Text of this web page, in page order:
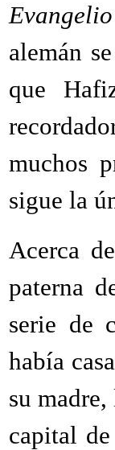
alemán
que
muchos
sigue la
Acerca
paterna
serie de
había
su
capital